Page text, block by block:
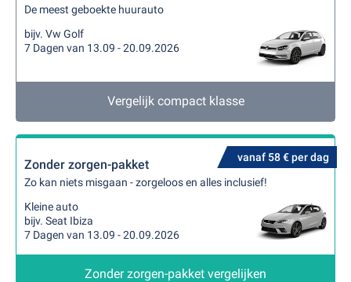
De meest geboekte huurauto
bijv. Vw Golf
7 Dagen van 13.09 - 20.09.2026
Vergelijk compact klasse
vanaf 58 € per dag
Zonder zorgen-pakket
Zo kan niets misgaan - zorgeloos en alles inclusief!
Kleine auto
bijv. Seat Ibiza
7 Dagen van 13.09 - 20.09.2026
Zonder zorgen-pakket vergelijken